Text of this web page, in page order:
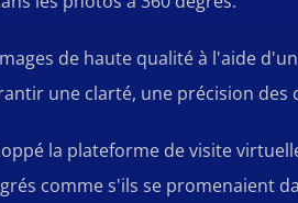
de haute qualité à l'aide
une clarté, une précision
la plateforme de visite
comme s'ils se promenaient